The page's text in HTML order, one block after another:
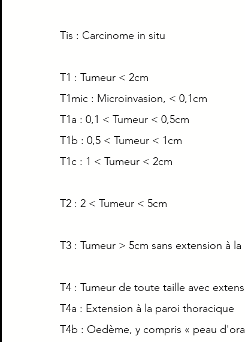
Piège Classique ECNi CI
Paradoxe contre intuitif
Tis : Carcinome in situ
T1 : Tumeur < 2cm
T1mic : Microinvasion, < 0,1cm
T1a : 0,1 < Tumeur < 0,5cm
T1b : 0,5 < Tumeur < 1cm
T1c : 1 < Tumeur < 2cm
T2 : 2 < Tumeur < 5cm
T3 : Tumeur > 5cm sans extension à
T4 : Tumeur de toute taille avec
T4a : Extension à la paroi thoracique
T4b : Oedème, y compris « peau